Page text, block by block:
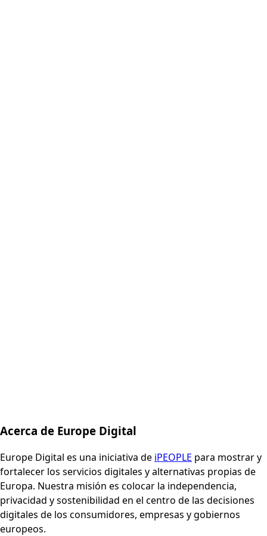
Acerca de Europe Digital
Europe Digital es una iniciativa de iPEOPLE para mostrar y
fortalecer los servicios digitales y alternativas propias de
Europa. Nuestra misión es colocar la independencia,
privacidad y sostenibilidad en el centro de las decisiones
digitales de los consumidores, empresas y gobiernos
europeos.